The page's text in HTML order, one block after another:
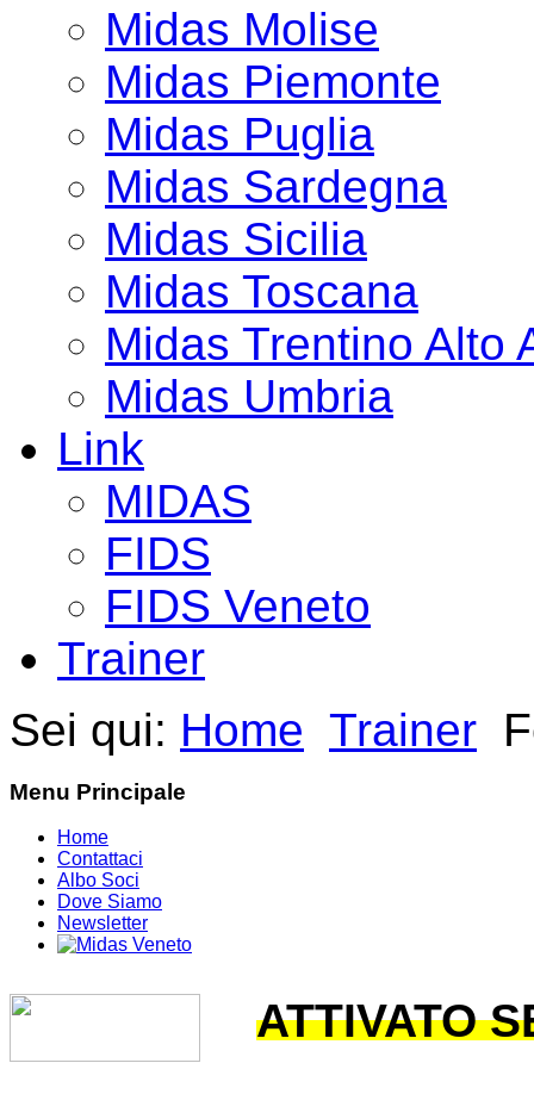
Midas Molise
Midas Piemonte
Midas Puglia
Midas Sardegna
Midas Sicilia
Midas Toscana
Midas Trentino Alto
Midas Umbria
Link
MIDAS
FIDS
FIDS Veneto
Trainer
Sei qui: Home Trainer
Menu Principale
Home
Contattaci
Albo Soci
Dove Siamo
Newsletter
ATTIVATO